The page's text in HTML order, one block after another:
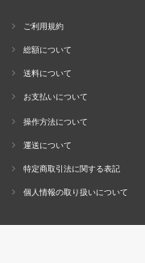
ご利用規約
総額について
送料について
お支払いについて
操作方法について
運送について
特定商取引法に関する表記
個人情報の取り扱いについて